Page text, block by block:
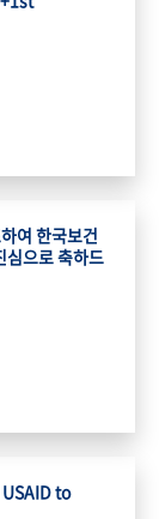
여 한국보건
심으로 축하드
to